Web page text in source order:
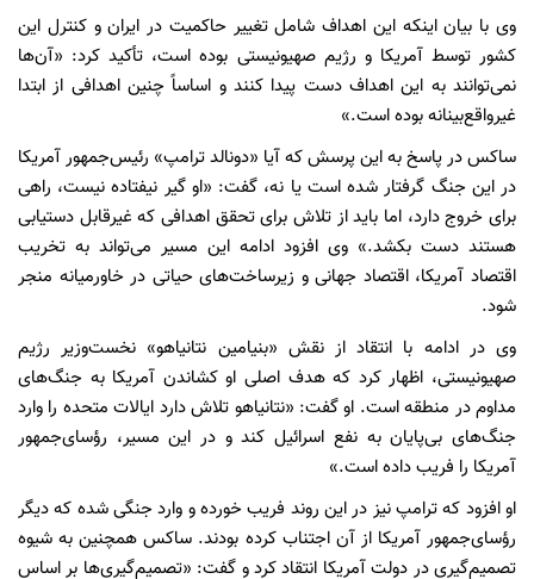
وی با بیان اینکه این اهداف شامل تغییر حاکمیت در ایران و کنترل این
کشور توسط آمریکا و رژیم صهیونیستی بوده است، تأکید کرد: «آن‌ها
نمی‌توانند به این اهداف دست پیدا کنند و اساساً چنین اهدافی از ابتدا
غیرواقع‌بینانه بوده است.»
ساکس در پاسخ به این پرسش که آیا «دونالد ترامپ» رئیس‌جمهور آمریکا
در این جنگ گرفتار شده است یا نه، گفت: «او گیر نیفتاده نیست، راهی
برای خروج دارد، اما باید از تلاش برای تحقق اهدافی که غیرقابل دستیابی
هستند دست بکشد.» وی افزود ادامه این مسیر می‌تواند به تخریب
اقتصاد آمریکا، اقتصاد جهانی و زیرساخت‌های حیاتی در خاورمیانه منجر
شود.
وی در ادامه با انتقاد از نقش «بنیامین نتانیاهو» نخست‌وزیر رژیم
صهیونیستی، اظهار کرد که هدف اصلی او کشاندن آمریکا به جنگ‌های
مداوم در منطقه است. او گفت: «نتانیاهو تلاش دارد ایالات متحده را وارد
جنگ‌های بی‌پایان به نفع اسرائیل کند و در این مسیر، رؤسای‌جمهور
آمریکا را فریب داده است.»
او افزود که ترامپ نیز در این روند فریب خورده و وارد جنگی شده که دیگر
رؤسای‌جمهور آمریکا از آن اجتناب کرده بودند. ساکس همچنین به شیوه
تصمیم‌گیری در دولت آمریکا انتقاد کرد و گفت: «تصمیم‌گیری‌ها بر اساس